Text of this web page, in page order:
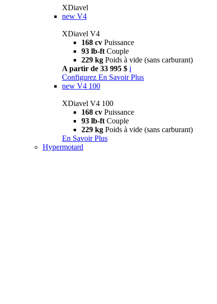
XDiavel
new V4
XDiavel V4
168 cv Puissance
93 lb-ft Couple
229 kg Poids à vide (sans carburant)
A partir de 33 995 $ i
Configurez En Savoir Plus
new V4 100
XDiavel V4 100
168 cv Puissance
93 lb-ft Couple
229 kg Poids à vide (sans carburant)
En Savoir Plus
Hypermotard